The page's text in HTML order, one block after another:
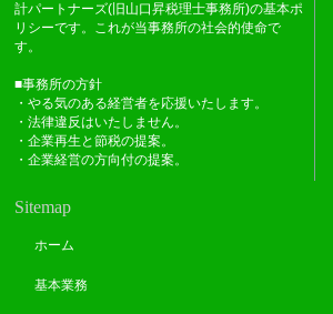
計パートナーズ(旧山口昇税理士事務所)の基本ポ
リシーです。これが当事務所の社会的使命で
す。
■事務所の方針
・やる気のある経営者を応援いたします。
・法律違反はいたしません。
・企業再生と節税の提案。
・企業経営の方向付の提案。
Sitemap
ホーム
基本業務